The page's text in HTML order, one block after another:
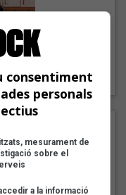
consentiment
personals
mesurament de
sobre el
a la informació